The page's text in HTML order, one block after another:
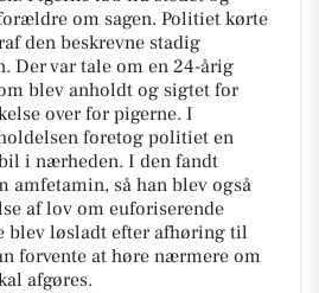
om sagen. Politiet kørte
den beskrevne stadig
Der var tale om en 24-årig
blev anholdt og sigtet for
over for pigerne. I
foretog politiet en
i nærheden. I den fandt
amfetamin, så han blev også
af lov om euforiserende
blev løsladt efter afhøring til
forvente at høre nærmere om
afgøres.